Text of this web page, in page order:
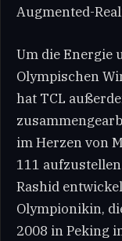
Augmented-
Um die Energie
Olympischen
hat TCL
im Herzen von
111
Rashid
Olympionikin,
2008 in Peking